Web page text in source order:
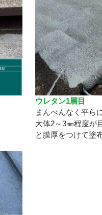
ウレタン1層目
まんべんなく平ら
大体2～3㎜程度が
と膜厚をつけて塗